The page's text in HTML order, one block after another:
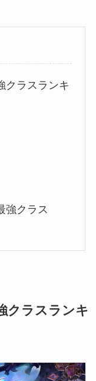
クラスランキ
強クラス
クラスランキ